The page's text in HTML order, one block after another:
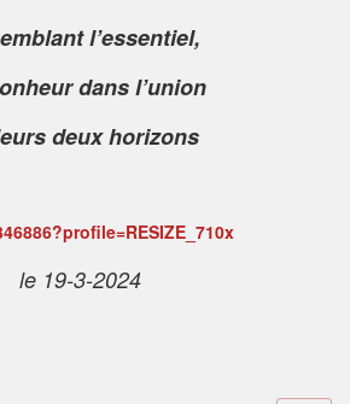
l’essentiel,
dans l’union
deux horizons
le 19-3-2024